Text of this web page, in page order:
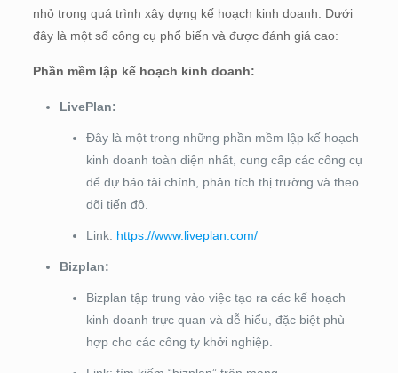
nhỏ trong quá trình xây dựng kế hoạch kinh doanh. Dưới
đây là một số công cụ phổ biến và được đánh giá cao:
Phần mềm lập kế hoạch kinh doanh:
LivePlan:
Đây là một trong những phần mềm lập kế hoạch
kinh doanh toàn diện nhất, cung cấp các công cụ
để dự báo tài chính, phân tích thị trường và theo
dõi tiến độ.
Link: https://www.liveplan.com/
Bizplan:
Bizplan tập trung vào việc tạo ra các kế hoạch
kinh doanh trực quan và dễ hiểu, đặc biệt phù
hợp cho các công ty khởi nghiệp.